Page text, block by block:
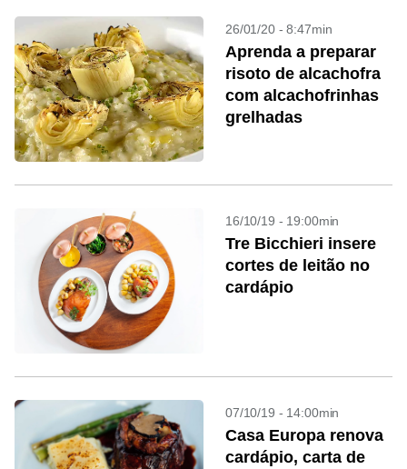
26/01/20 - 8:47min
Aprenda a preparar
risoto de alcachofra
com alcachofrinhas
grelhadas
16/10/19 - 19:00min
Tre Bicchieri insere
cortes de leitão no
cardápio
07/10/19 - 14:00min
Casa Europa renova
cardápio, carta de